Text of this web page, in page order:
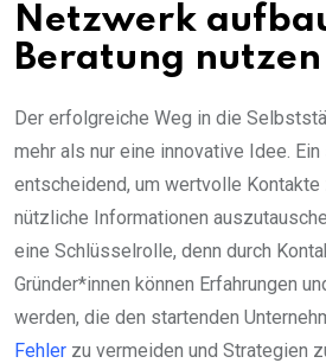
Netzwerk
Beratung nutzen
Der erfolgreiche Weg in die
mehr als nur eine innovative Idee.
entscheidend, um wertvolle Kontakte
nützliche Informationen
eine Schlüsselrolle, denn durch
Gründer*innen können Erfahrungen
werden, die den startenden
Fehler zu vermeiden und Strategien